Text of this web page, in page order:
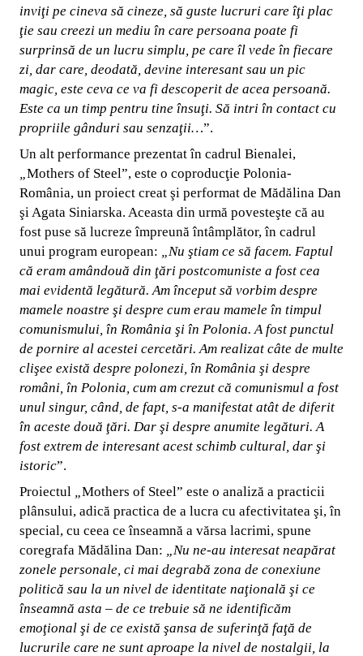
inviţi pe cineva să cineze, să guste lucruri care îţi plac
ţie sau creezi un mediu în care persoana poate fi
surprinsă de un lucru simplu, pe care îl vede în fiecare
zi, dar care, deodată, devine interesant sau un pic
magic, este ceva ce va fi descoperit de acea persoană.
Este ca un timp pentru tine însuţi. Să intri în contact cu
propriile gânduri sau senzaţii…”.
Un alt performance prezentat în cadrul Bienalei,
Mothers of Steel”, este o coproducţie Polonia-
România, un proiect creat şi performat de Mădălina Dan
şi Agata Siniarska. Aceasta din urmă povesteşte că au
fost puse să lucreze împreună întâmplător, în cadrul
unui program european:
Nu ştiam ce să facem. Faptul
că eram amândouă din ţări postcomuniste a fost cea
mai evidentă legătură. Am început să vorbim despre
mamele noastre şi despre cum erau mamele în timpul
comunismului, în România şi în Polonia. A fost punctul
de pornire al acestei cercetări. Am realizat câte de multe
clişee există despre polonezi, în România şi despre
români, în Polonia, cum am crezut că comunismul a fost
unul singur, când, de fapt, s-a manifestat atât de diferit
în aceste două ţări. Dar şi despre anumite legături. A
fost extrem de interesant acest schimb cultural, dar şi
istoric”.
Proiectul
Mothers of Steel” este o analiză a practicii
plânsului, adică practica de a lucra cu afectivitatea şi, în
special, cu ceea ce înseamnă a vărsa lacrimi, spune
coregrafa Mădălina Dan:
Nu ne-au interesat neapărat
zonele personale, ci mai degrabă zona de conexiune
politică sau la un nivel de identitate naţională şi ce
înseamnă asta – de ce trebuie să ne identificăm
emoţional şi de ce există şansa de suferinţă faţă de
lucrurile care ne sunt aproape la nivel de nostalgii, la